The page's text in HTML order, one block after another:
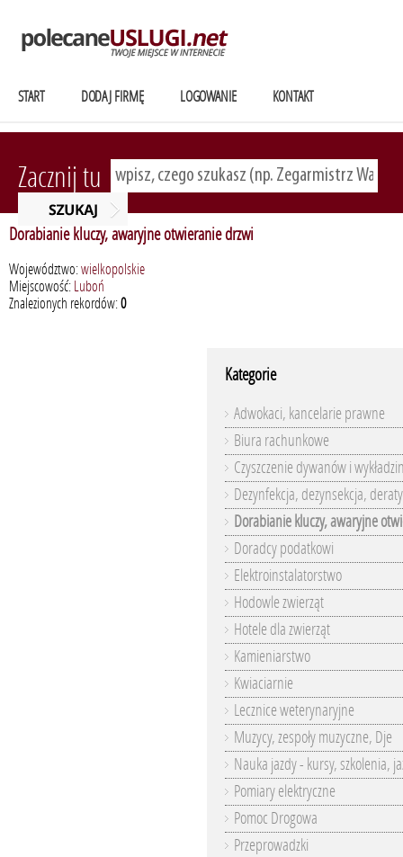
START DODAJ FIRMĘ LOGOWANIE KONTAKT
Zacznij tu
Dorabianie kluczy, awaryjne otwieranie drzwi
Województwo:wielkopolskie
Miejscowość: Luboń
Znalezionych rekordów:0
Kategorie
Adwokaci, kancelarie prawne
Biura rachunkowe
Czyszczenie dywanów i
Dezynfekcja, dezynsekcja,
Dorabianie kluczy, awaryjne
Doradcy podatkowi
Elektroinstalatorstwo
Hodowle zwierząt
Hotele dla zwierząt
Kamieniarstwo
Kwiaciarnie
Lecznice weterynaryjne
Muzycy, zespoły muzyczne, Dje
Nauka jazdy - kursy, szkolenia,
Pomiary elektryczne
Pomoc Drogowa
Przeprowadzki